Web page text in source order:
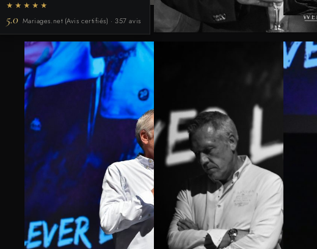
★★★★★
5.0 Mariages.net (Avis certifiés) · 357 avis